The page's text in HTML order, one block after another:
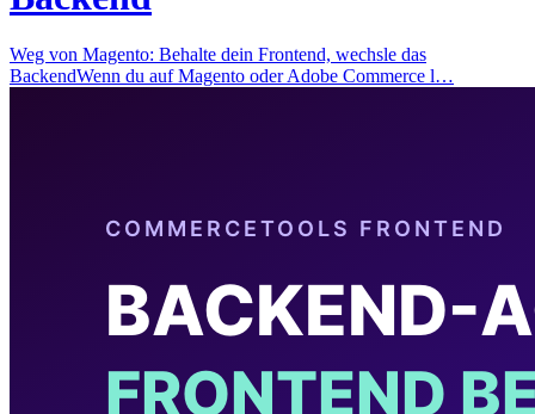
Weg von Magento: Behalte dein Frontend, wechsle das
BackendWenn du auf Magento oder Adobe Commerce l…